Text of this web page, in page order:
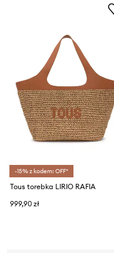
-15% z kodem: OFF*
Tous torebka LIRIO RAFIA
999,90 zł